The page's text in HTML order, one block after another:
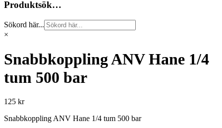
Produktsök…
Sökord här...
×
Snabbkoppling ANV Hane 1/4
tum 500 bar
125 kr
Snabbkoppling ANV Hane 1/4 tum 500 bar